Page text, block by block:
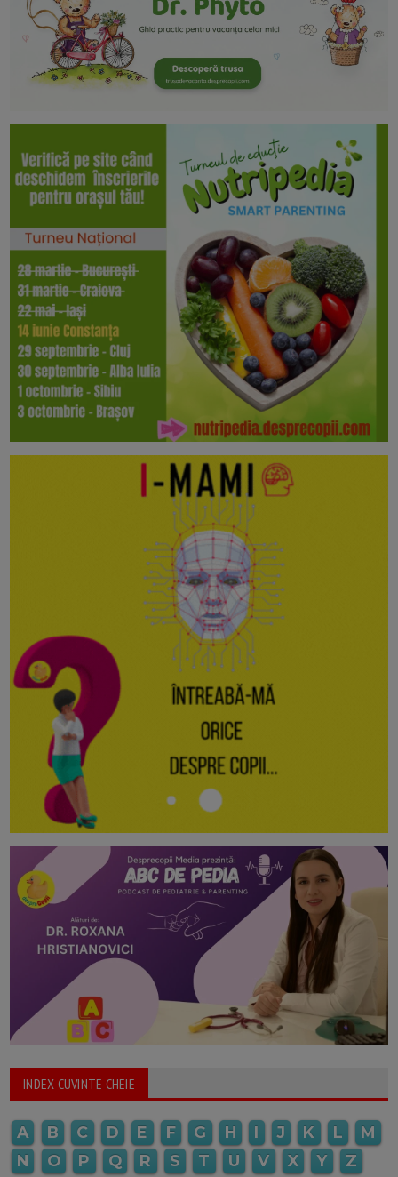
INDEX CUVINTE CHEIE
A B C D E F G H I J K L
M
N
O P Q R S T U V X Y Z